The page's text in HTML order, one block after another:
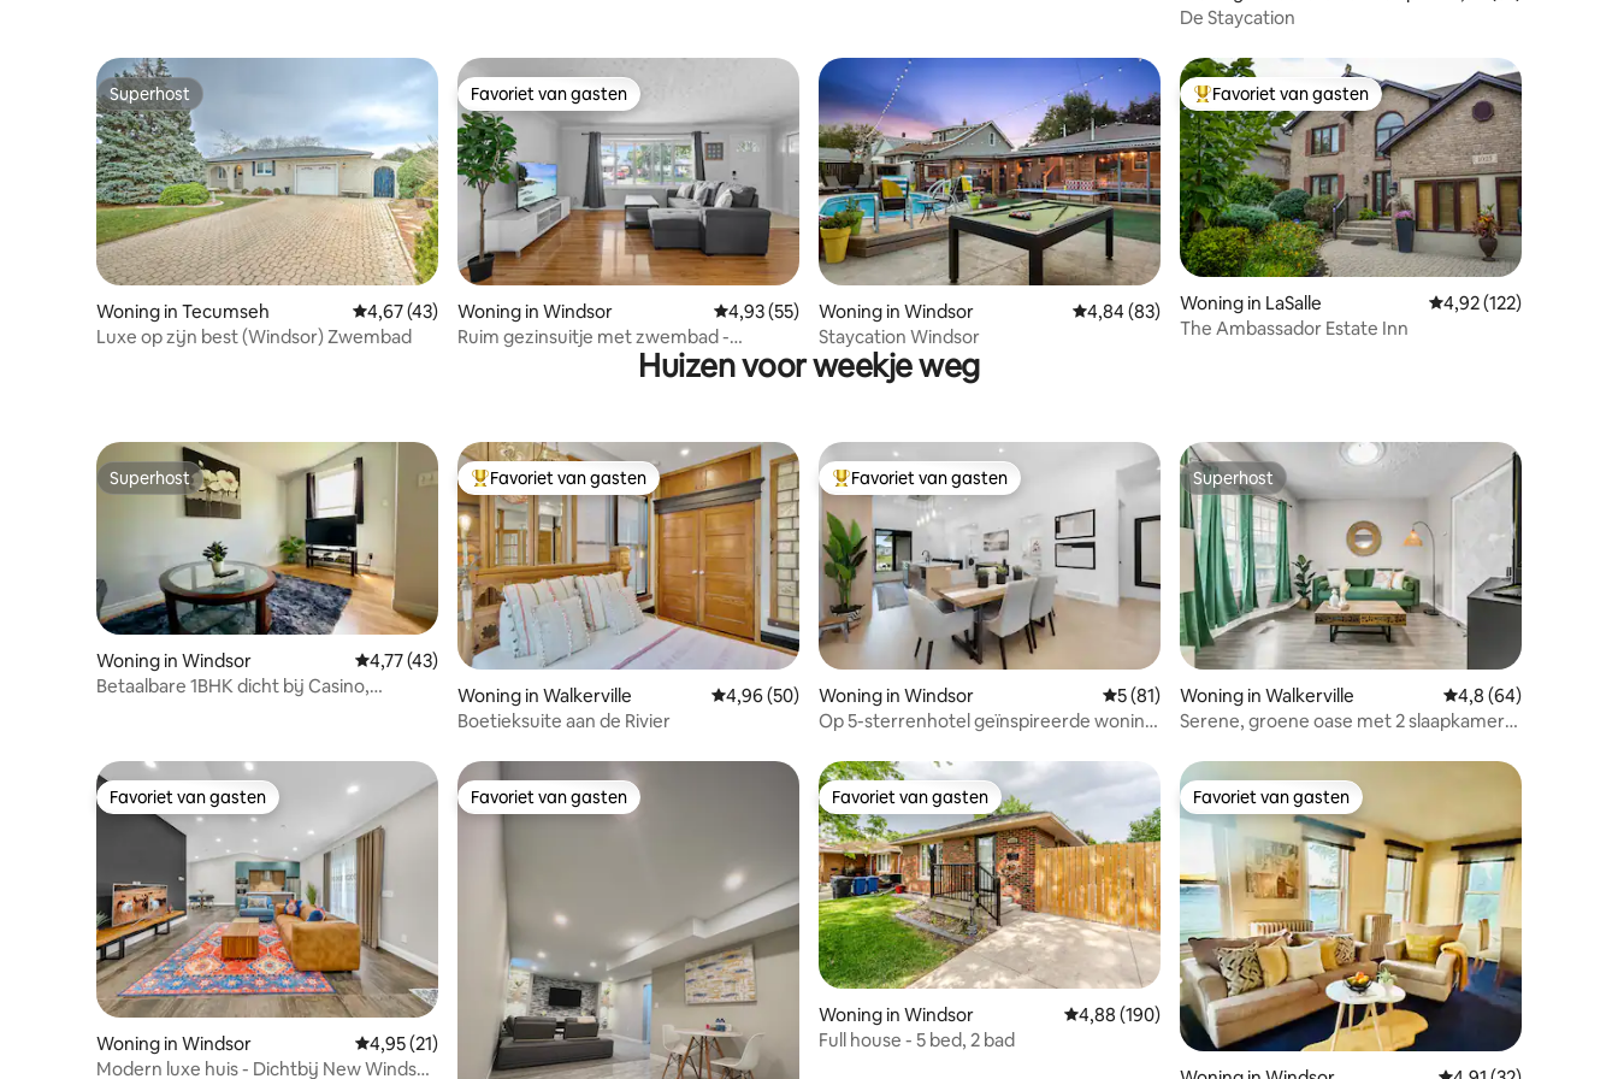
De Staycation
Superhost
Superhost
Woning in Tecumseh Gemiddelde beoordeling van 4,67 uit 5, 43 recensies
4,67 (43)
Luxe op zijn best (Windsor) Zwembad
Favoriet van gasten
Favoriet van gasten
Woning in Windsor Gemiddelde beoordeling van 4,93 uit 5, 55 recensies
4,93 (55)
Ruim gezinsuitje met zwembad -
Slaapplaatsen 12 - 2 tv's
Woning in Windsor Gemiddelde beoordeling van 4,84 uit 5, 83 recensies
4,84 (83)
Staycation Windsor
Topfavoriet van gasten
Favoriet van gasten
Woning in LaSalle Gemiddelde
4,92 (122)
The Ambassador Estate Inn
Huizen voor weekje weg
Superhost
Superhost
Woning in Windsor Gemiddelde beoordeling van 4,77 uit 5, 43 recensies
4,77 (43)
Betaalbare 1BHK dicht bij Casino,
Topfavoriet van gasten
Favoriet van gasten
Woning in Walkerville Gemiddelde beoordeling van 4,96 uit 5, 50 recensies
4,96 (50)
Boetieksuite aan de Rivier
Topfavoriet van gasten
Favoriet van gasten
Woning in Windsor Gemiddelde beoordeling van 5 uit 5, 81 recensies
5 (81)
Op 5-sterrenhotel geïnspireerde woning
Superhost
Superhost
Woning in Walkerville Gemiddelde
4,8 (64)
Serene, groene oase met 2 slaapkamers
Favoriet van gasten
Favoriet van gasten
Woning in Windsor Gemiddelde beoordeling van 4,95 uit 5, 21 recensies
4,95 (21)
Modern luxe huis - Dichtbij New Windsor
Favoriet van gasten
Favoriet van gasten Favoriet van gasten
Favoriet van gasten
Woning in Windsor Gemiddelde beoordeling van 4,88 uit 5, 190 recensies
4,88 (190)
Full house - 5 bed, 2 bad
Favoriet van gasten
Favoriet van gasten